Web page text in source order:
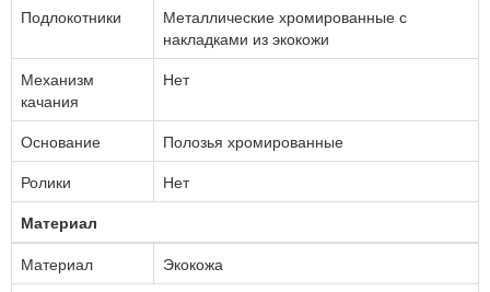
Подлокотники
Металлические хромированные с
накладками из экокожи
Механизм
качания
Нет
Основание
Полозья хромированные
Ролики
Нет
Материал
Материал
Экокожа